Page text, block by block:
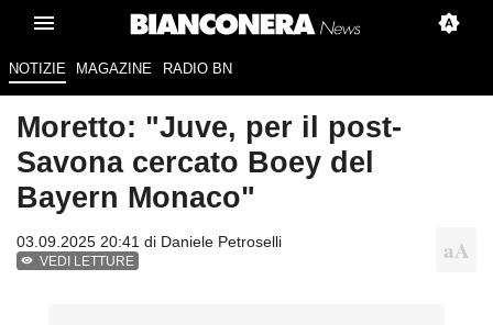
NOTIZIE MAGAZINE RADIO BN
Moretto: "Juve, per il post-
Savona cercato Boey del
Bayern Monaco"
03.09.2025 20:41 di Daniele Petroselli
VEDI LETTURE